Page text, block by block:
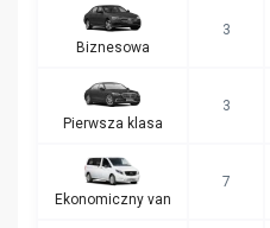
Biznesowa
3
Pierwsza klasa
3
Ekonomiczny van
7